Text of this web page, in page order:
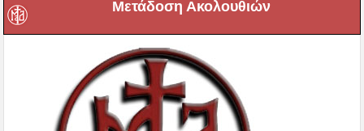
Μετάδοση Ακολουθιών